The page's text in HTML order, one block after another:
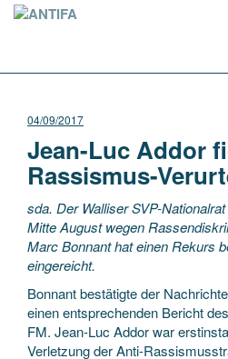
04/09/2017
Jean-Luc Addor
Rassismus-
sda. Der Walliser SVP-
Mitte August wegen
Marc Bonnant hat einen Rekurs
eingereicht.
Bonnant bestätigte der
einen entsprechenden Bericht
FM. Jean-Luc Addor war
Verletzung der Anti-